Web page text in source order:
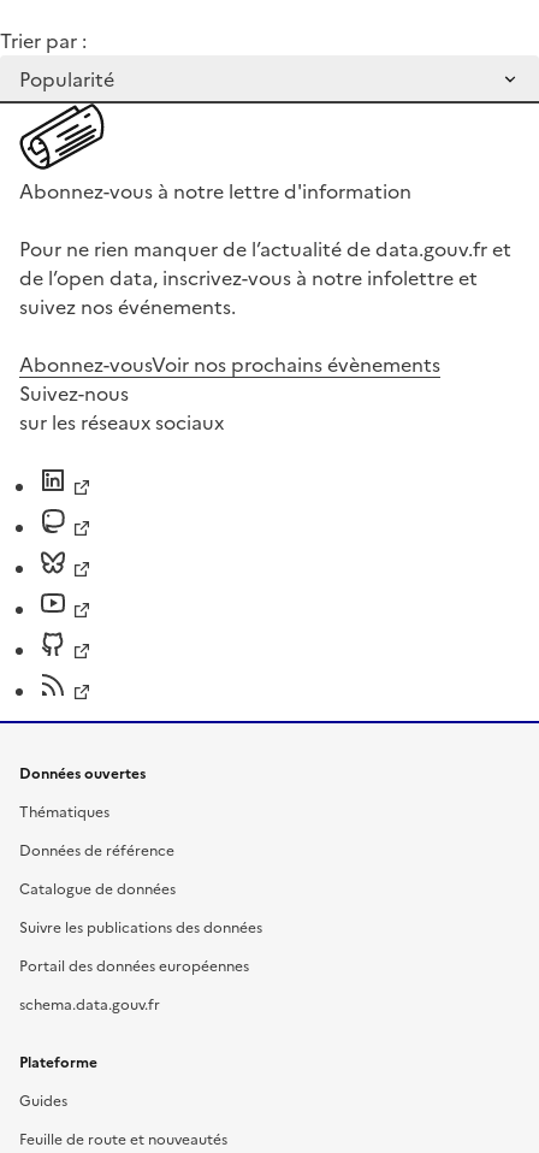
Trier par :
Abonnez-vous à notre lettre d'information
Pour ne rien manquer de l’actualité de data.gouv.fr et
de l’open data, inscrivez-vous à notre infolettre et
suivez nos événements.
Abonnez-vousVoir nos prochains évènements
Suivez-nous
sur les réseaux sociaux
Données ouvertes
Thématiques
Données de référence
Catalogue de données
Suivre les publications des données
Portail des données européennes
schema.data.gouv.fr
Plateforme
Guides
Feuille de route et nouveautés